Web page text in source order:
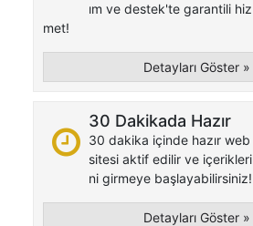
ım ve destek'te garantili hiz
met!
Detayları Göster »
30 Dakikada Hazır
30 dakika içinde hazır web
sitesi aktif edilir ve içerikleri
ni girmeye başlayabilirsiniz!
Detayları Göster »